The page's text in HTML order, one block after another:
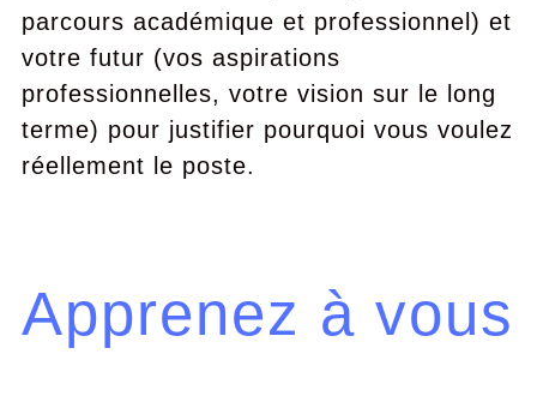
parcours académique et professionnel) et
votre futur (vos aspirations
professionnelles, votre vision sur le long
terme) pour justifier pourquoi vous voulez
réellement le poste.
Apprenez à vous